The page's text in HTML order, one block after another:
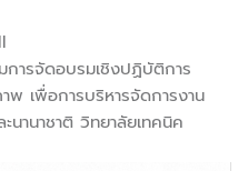
ารจัดอบรมเชิงปฏิบัติการ
เพื่อการบริหารจัดการงาน
านาชาติ วิทยาลัยเทคนิค